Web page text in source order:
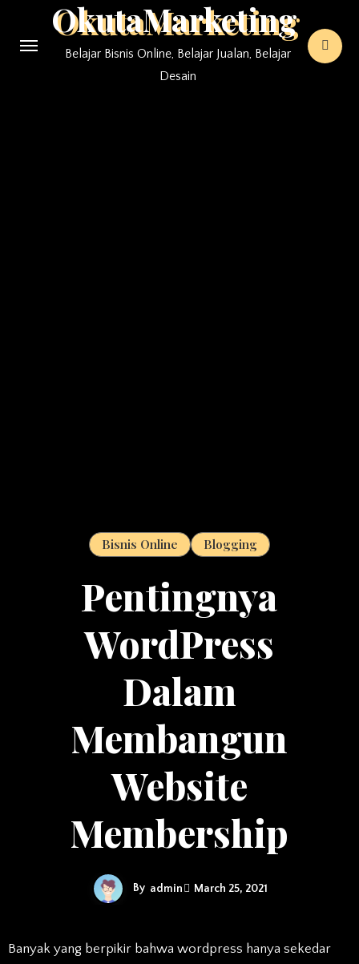
content
OkutaMarketing
Belajar Bisnis Online, Belajar Jualan, Belajar
Desain
Bisnis Online Blogging
Pentingnya
WordPress
Dalam
Membangun
Website
Membership
By admin March 25, 2021
Banyak yang berpikir bahwa wordpress hanya sekedar